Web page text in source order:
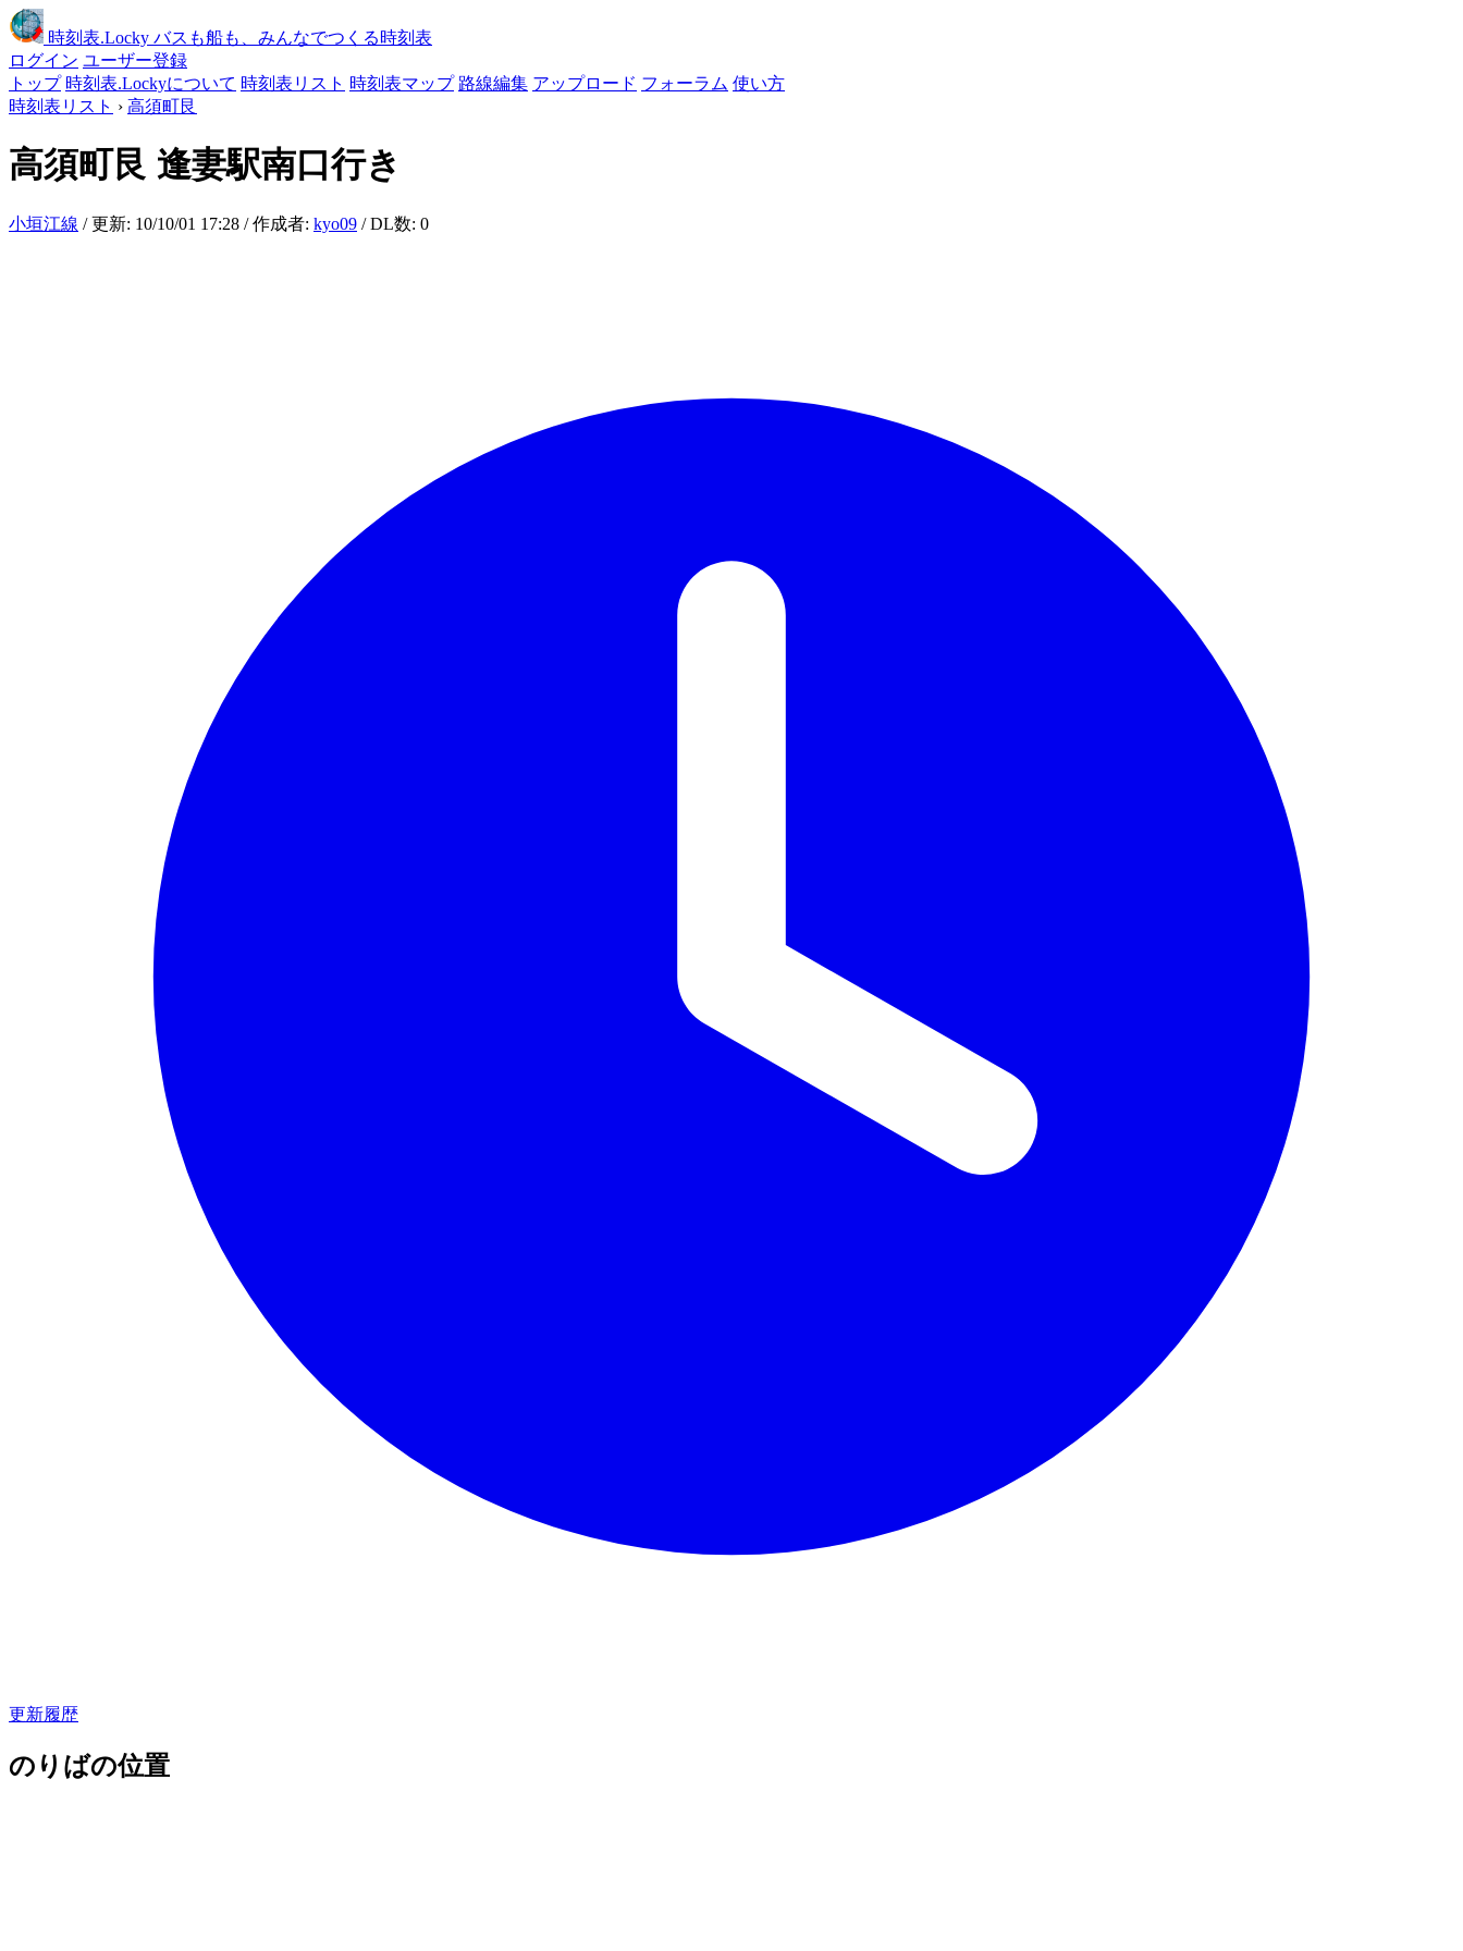
時刻表.Locky バスも船も、みんなでつくる時刻表
ログイン ユーザー登録
トップ 時刻表.Lockyについて 時刻表リスト 時刻表マップ 路線編集 アップロード フォーラム 使い方
時刻表リスト › 高須町艮
高須町艮 逢妻駅南口行き
小垣江線 / 更新: 10/10/01 17:28 / 作成者: kyo09 / DL数: 0
更新履歴
のりばの位置